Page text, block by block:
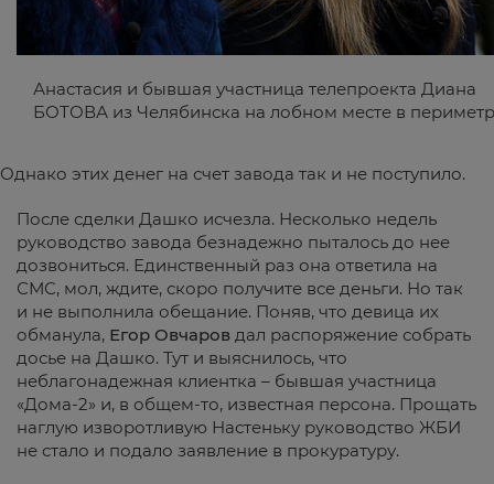
Анастасия и бывшая участница телепроекта Диана
БОТОВА из Челябинска на лобном месте в
Однако этих денег на счет завода так и не поступило.
После сделки Дашко исчезла. Несколько недель
руководство завода безнадежно пыталось до нее
дозвониться. Единственный раз она ответила на
СМС, мол, ждите, скоро получите все деньги. Но так
и не выполнила обещание. Поняв, что девица их
обманула, Егор Овчаров дал распоряжение собрать
досье на Дашко. Тут и выяснилось, что
неблагонадежная клиентка – бывшая участница
«Дома-2» и, в общем-то, известная персона. Прощать
наглую изворотливую Настеньку руководство ЖБИ
не стало и подало заявление в прокуратуру.